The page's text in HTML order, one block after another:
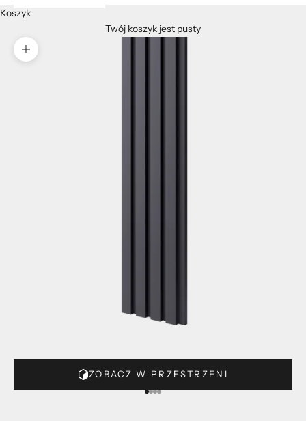
Koszyk
Twój koszyk jest pusty
Przybliż
ZOBACZ W PRZESTRZENI
Przejdź do 1
Przejdź do 2
Przejdź do 3
Przejdź do 4